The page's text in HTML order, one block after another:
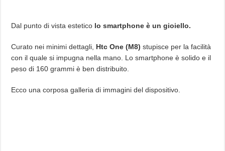
Dal punto di vista estetico lo smartphone è un gioiello.
Curato nei minimi dettagli, Htc One (M8) stupisce per la facilità
con il quale si impugna nella mano. Lo smartphone è solido e il
peso di 160 grammi è ben distribuito.
Ecco una corposa galleria di immagini del dispositivo.